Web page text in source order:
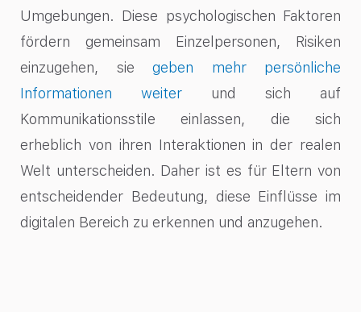
Umgebungen. Diese psychologischen Faktoren
fördern gemeinsam Einzelpersonen, Risiken
einzugehen, sie geben mehr persönliche
Informationen weiter
und sich auf
Kommunikationsstile einlassen, die sich
erheblich von ihren Interaktionen in der realen
Welt unterscheiden. Daher ist es für Eltern von
entscheidender Bedeutung, diese Einflüsse im
digitalen Bereich zu erkennen und anzugehen.